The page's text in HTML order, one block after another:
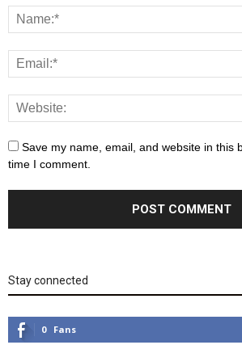
Save my name, email, and website in this
time I comment.
Stay connected
0 Fans